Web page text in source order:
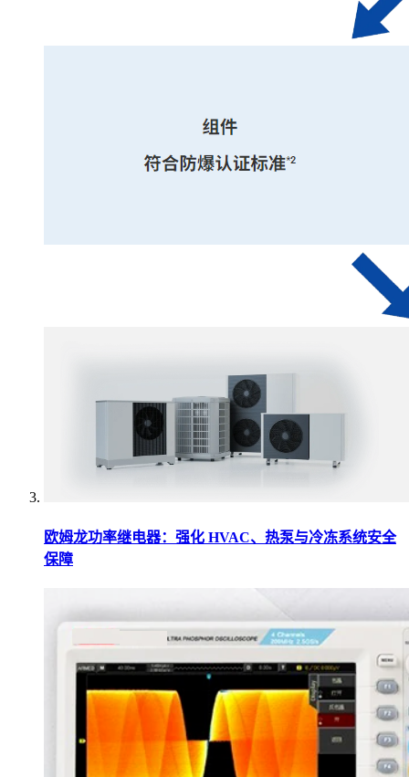
欧姆龙功率继电器：强化 HVAC、热泵与冷冻系统安全
保障